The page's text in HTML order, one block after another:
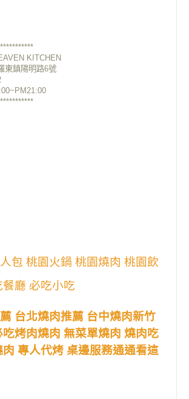
KITCHEN
東鎮陽明路6號
包 桃園火鍋 桃園燒肉 桃園飲
廳 必吃小吃
台北燒肉推薦 台中燒肉新竹
烤肉燒肉 無菜單燒肉 燒肉吃
肉 專人代烤 桌邊服務通通看這